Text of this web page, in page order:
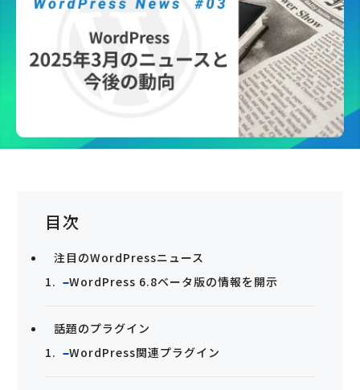
目次
注目のWordPressニュース
WordPress 6.8ベータ版の情報を開示
話題のプラグイン
WordPress関連プラグイン